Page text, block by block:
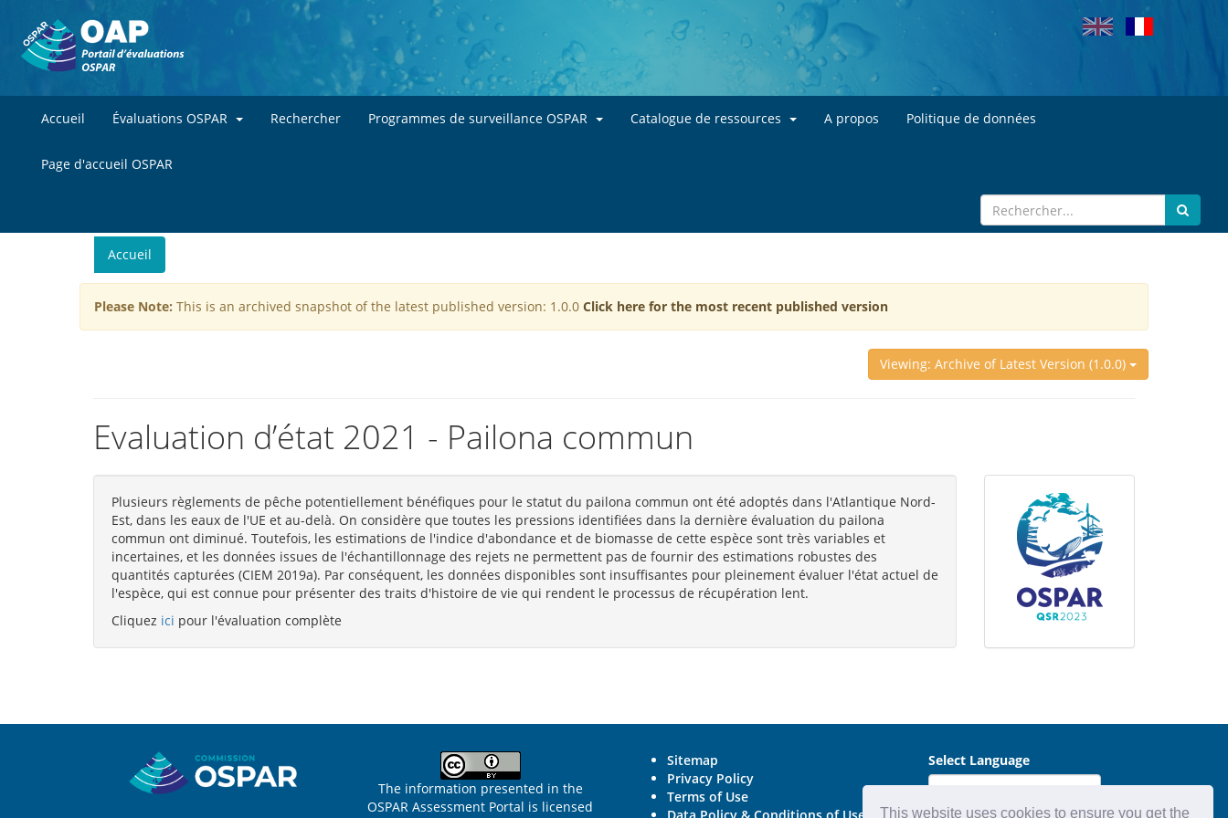
This website uses cookies to ensure you get the
Skip to main content
Accueil Évaluations OSPAR Rechercher Programmes de surveillance OSPAR Catalogue de ressources A propos Politique de données
Page d'accueil OSPAR
You
are
here
Accueil
Please Note: This is an archived snapshot of the latest published version: 1.0.0 Click here for the most recent published version
Viewing: Archive of Latest Version (1.0.0)
Evaluation d’état 2021 - Pailona commun
Plusieurs règlements de pêche potentiellement bénéfiques pour le statut du pailona commun ont été adoptés dans l'Atlantique Nord-
Est, dans les eaux de l'UE et au-delà. On considère que toutes les pressions identifiées dans la dernière évaluation du pailona
commun ont diminué. Toutefois, les estimations de l'indice d'abondance et de biomasse de cette espèce sont très variables et
incertaines, et les données issues de l'échantillonnage des rejets ne permettent pas de fournir des estimations robustes des
quantités capturées (CIEM 2019a). Par conséquent, les données disponibles sont insuffisantes pour pleinement évaluer l'état actuel de
l'espèce, qui est connue pour présenter des traits d'histoire de vie qui rendent le processus de récupération lent.
Cliquez ici pour l'évaluation complète
The information presented in the
OSPAR Assessment Portal is licensed
Sitemap
Privacy Policy
Terms of Use
Select Language